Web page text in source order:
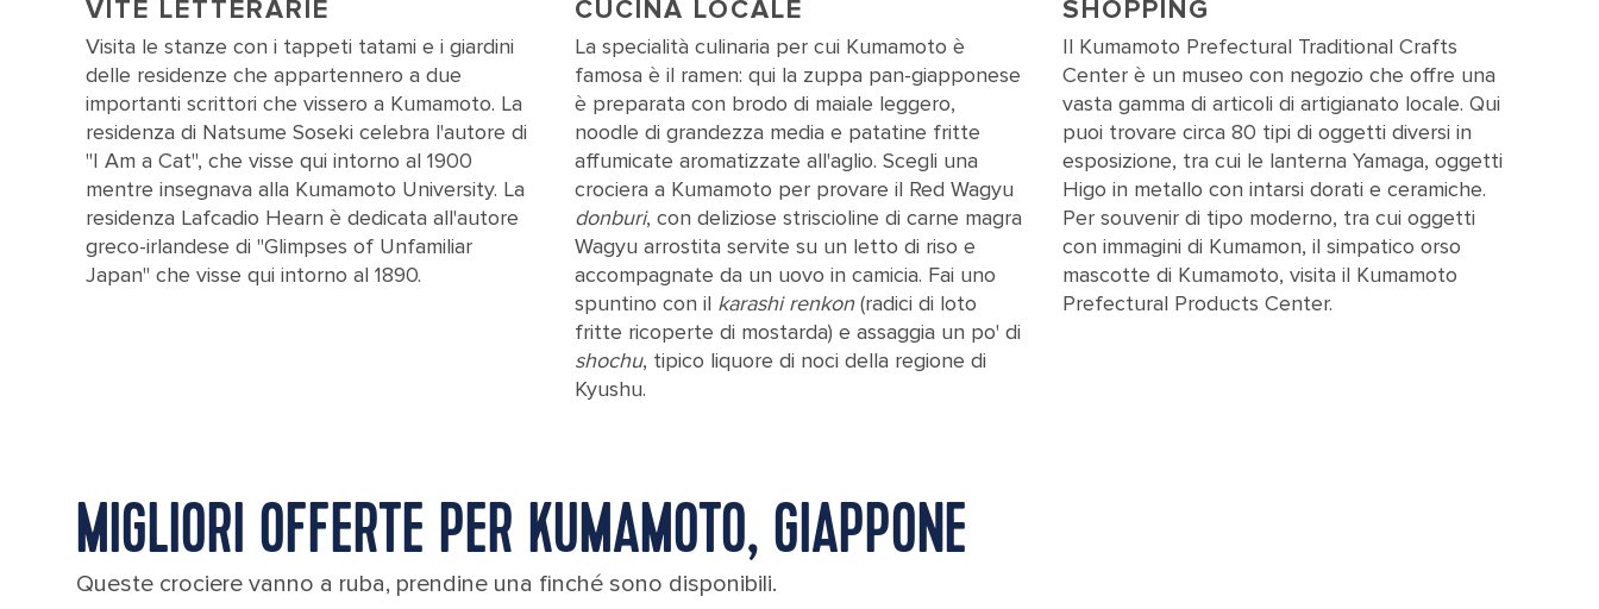
VITE LETTERARIE
Visita le stanze con i tappeti tatami e i giardini
delle residenze che appartennero a due
importanti scrittori che vissero a Kumamoto. La
residenza di Natsume Soseki celebra l'autore di
"I Am a Cat", che visse qui intorno al 1900
mentre insegnava alla Kumamoto University. La
residenza Lafcadio Hearn è dedicata all'autore
greco-irlandese di "Glimpses of Unfamiliar
Japan" che visse qui intorno al 1890.
CUCINA LOCALE
La specialità culinaria per cui Kumamoto è
famosa è il ramen: qui la zuppa pan-giapponese
è preparata con brodo di maiale leggero,
noodle di grandezza media e patatine fritte
affumicate aromatizzate all'aglio. Scegli una
crociera a Kumamoto per provare il Red Wagyu
donburi, con deliziose striscioline di carne magra
Wagyu arrostita servite su un letto di riso e
accompagnate da un uovo in camicia. Fai uno
spuntino con il karashi renkon(radici di loto
fritte ricoperte di mostarda) e assaggia un po' di
shochu, tipico liquore di noci della regione di
Kyushu.
SHOPPING
Il Kumamoto Prefectural Traditional Crafts
Center è un museo con negozio che offre una
vasta gamma di articoli di artigianato locale. Qui
puoi trovare circa 80 tipi di oggetti diversi in
esposizione, tra cui le lanterna Yamaga, oggetti
Higo in metallo con intarsi dorati e ceramiche.
Per souvenir di tipo moderno, tra cui oggetti
con immagini di Kumamon, il simpatico orso
mascotte di Kumamoto, visita il Kumamoto
Prefectural Products Center.
MIGLIORI OFFERTE PER KUMAMOTO, GIAPPONE
Queste crociere vanno a ruba, prendine una finché sono disponibili.